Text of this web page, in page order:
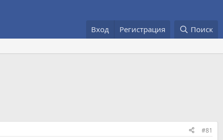
Вход Регистрация Поиск
#81